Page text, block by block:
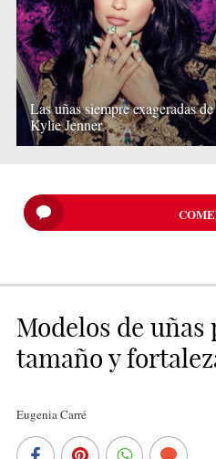
Las uñas siempre exageradas de
Kylie Jenner
Modelos de
tamaño y
Eugenia Carré